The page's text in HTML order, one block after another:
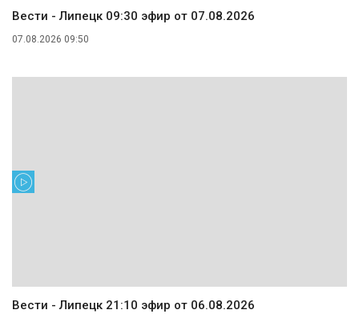
Вести - Липецк 09:30 эфир от 07.08.2026
07.08.2026 09:50
Вести - Липецк 21:10 эфир от 06.08.2026